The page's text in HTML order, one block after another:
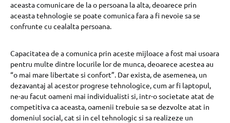
aceasta comunicare de la o persoana la alta, deoarece prin
aceasta tehnologie se poate comunica fara a fi nevoie sa se
confrunte cu cealalta persoana.
Capacitatea de a comunica prin aceste mijloace a fost mai usoara
pentru multe dintre locurile lor de munca, deoarece acestea au
“o mai mare libertate si confort”. Dar exista, de asemenea, un
dezavantaj al acestor progrese tehnologice, cum ar fi laptopul,
ne-au facut oameni mai individualisti si, intr-o societate atat de
competitiva ca aceasta, oamenii trebuie sa se dezvolte atat in
domeniul social, cat si in cel tehnologic si sa realizeze un